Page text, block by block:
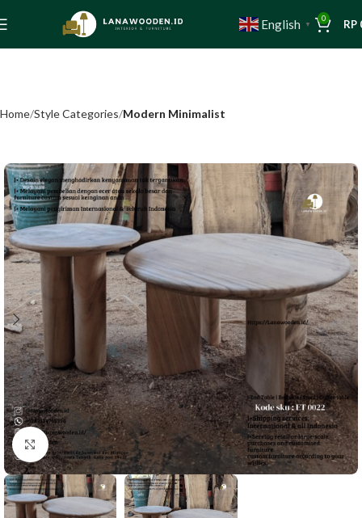
English ▼
0 RP
Home Style Categories Modern Minimalist
Click to enlarge